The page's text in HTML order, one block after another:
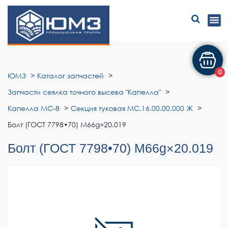
ЮМЗ
ЮМЗ
Каталог запчастей
Запчасти сеялка точного высева "Капелла"
Капелла МС-8
Секция туковая МС.16.00.00.000 Ж
Болт (ГОСТ 7798•70) М6­6g×20.019
Болт (ГОСТ 7798•70) М6­6g×20.019
0